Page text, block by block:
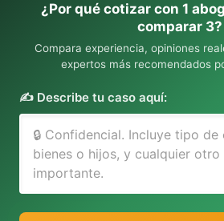
¿Por qué cotizar con 1
comparar 3?
Compara experiencia, opiniones
expertos más recomendados
✍️ Describe tu caso aquí: